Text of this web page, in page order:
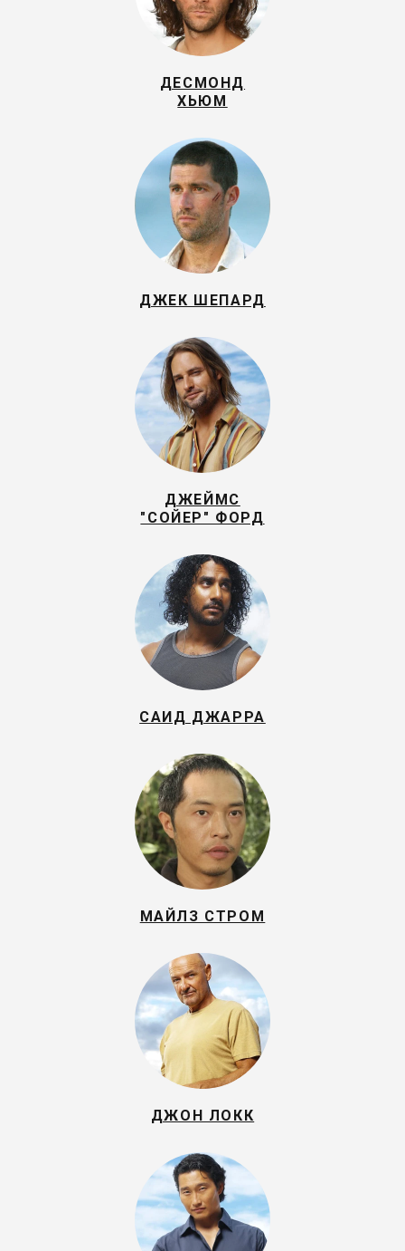
ДЕСМОНД
ХЬЮМ
ДЖЕК ШЕПАРД
ДЖЕЙМС
"СОЙЕР" ФОРД
САИД ДЖАРРА
МАЙЛЗ СТРОМ
ДЖОН ЛОКК